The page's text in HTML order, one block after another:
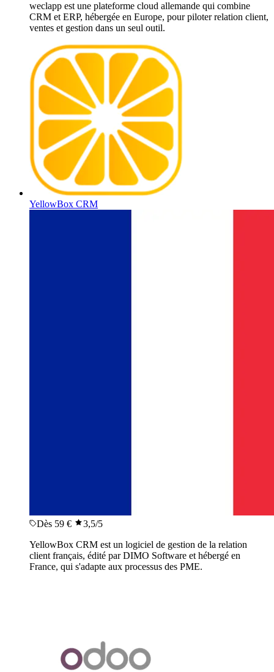
weclapp est une plateforme cloud allemande qui combine
CRM et ERP, hébergée en Europe, pour piloter relation client,
ventes et gestion dans un seul outil.
YellowBox CRM
Dès 59 € 3,5/5
YellowBox CRM est un logiciel de gestion de la relation
client français, édité par DIMO Software et hébergé en
France, qui s'adapte aux processus des PME.